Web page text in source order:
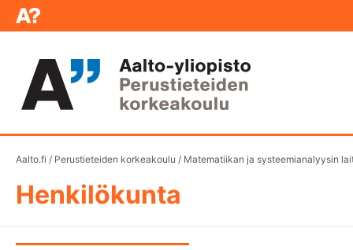
Aalto.fi / Perustieteiden korkeakoulu / Matematiikan ja systeemianalyysin
Henkilökunta